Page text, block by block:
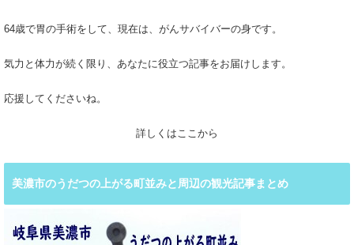
64歳で胃の手術をして、現在は、がんサバイバーの身です。
気力と体力が続く限り、あなたに役立つ記事をお届けします。
応援してくださいね。
詳しくはここから
美濃市のうだつの上がる町並みと周辺の観光記事まとめ